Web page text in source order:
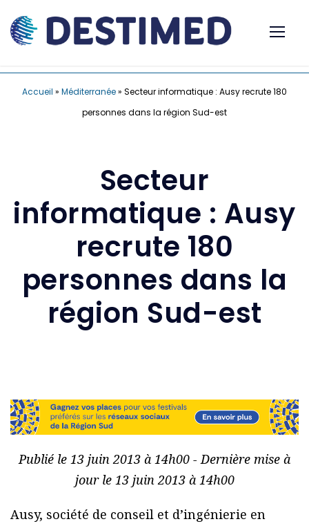
Accueil » Méditerranée» Secteur informatique : Ausy recrute 180
personnes dans la région Sud-est
Secteur
informatique : Ausy
recrute 180
personnes dans la
région Sud-est
Publié le 13 juin 2013 à 14h00 - Dernière mise à
jour le 13 juin 2013 à 14h00
Ausy, société de conseil et d’ingénierie en